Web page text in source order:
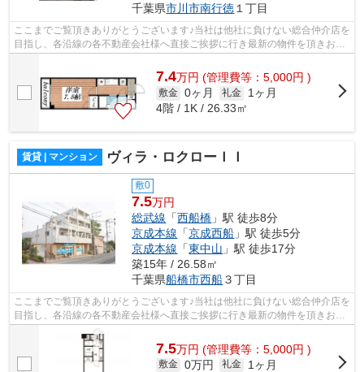
千葉県市川市南行徳 １丁目
ここまでご覧頂きありがとうございます♪当社は他社に負けない総合仲介店を
目指し、各沿線の各不動産会社様へ直接ご挨拶に行き最新の物件を頂きお客
様へ提供しております！最新の情報は...
7.4万円 (管理費等：5,000円 )
敷金 0ヶ月 礼金
1ヶ月
4階 / 1K / 26.33㎡
賃貸 | マンション ヴィラ・ロクローＩＩ
敷0
7.5万円
総武線 「西船橋 」駅 徒歩8分
京成本線 「京成西船 」駅 徒歩5分
京成本線 「東中山 」駅 徒歩17分
築15年 / 26.58㎡
千葉県船橋市西船３丁目
ここまでご覧頂きありがとうございます♪当社は他社に負けない総合仲介店を
目指し、各沿線の各不動産会社様へ直接ご挨拶に行き最新の物件を頂きお客
様へ提供しております！最新の情報は...
7.5万円 (管理費等：5,000円 )
敷金 0万円 礼金
1ヶ月